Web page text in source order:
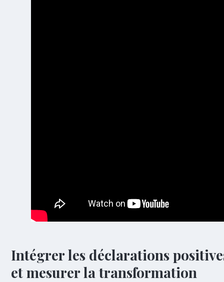
Intégrer les déclarations
et mesurer la transformation